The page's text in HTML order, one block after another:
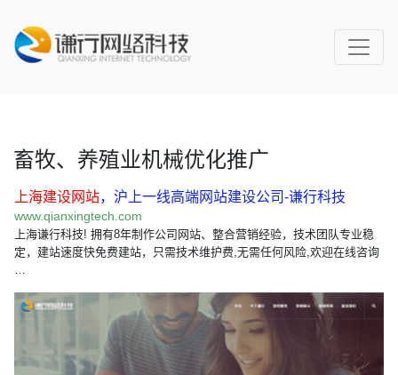
畜牧、养殖业机械优化推广
上海建设网站，沪上一线高端网站建设公司-谦行科技
www.qianxingtech.com
上海谦行科技! 拥有8年制作公司网站、整合营销经验，技术团队专业稳
定，建站速度快免费建站，只需技术维护费,无需任何风险,欢迎在线咨询
…